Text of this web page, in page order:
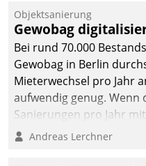
Unternehmen.
Objektsanierung
Gewobag
Bei rund 70.000
Gewobag in Berlin
Mieterwechsel pro Jahr
aufwendig genug.
Sanierungen pro Jahr
Betreuungs- und
Andreas Lerchner